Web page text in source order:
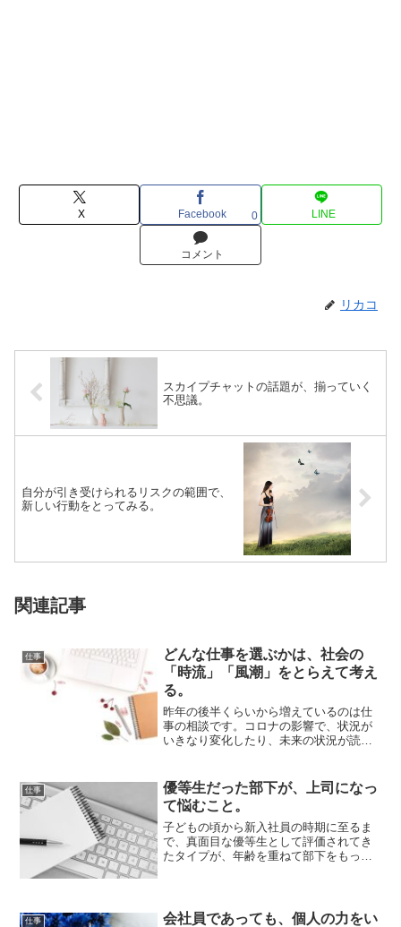
X Facebook 0 LINE
コメント
リカコ
スカイプチャットの話題が、揃っていく
不思議。
自分が引き受けられるリスクの範囲で、
新しい行動をとってみる。
関連記事
仕事
どんな仕事を選ぶかは、社会の
「時流」「風潮」をとらえて考え
る。
昨年の後半くらいから増えているのは仕
事の相談です。コロナの影響で、状況が
いきなり変化したり、未来の状況が読め
仕事
優等生だった部下が、上司になっ
て悩むこと。
子どもの頃から新入社員の時期に至るま
で、真面目な優等生として評価されてき
たタイプが、年齢を重ねて部下をもった
仕事
会社員であっても、個人の力をい